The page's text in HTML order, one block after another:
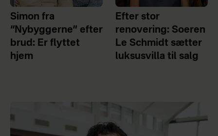
Simon fra
“Nybyggerne” efter
brud: Er flyttet
hjem
Efter stor
renovering: Soeren
Le Schmidt sætter
luksusvilla til salg